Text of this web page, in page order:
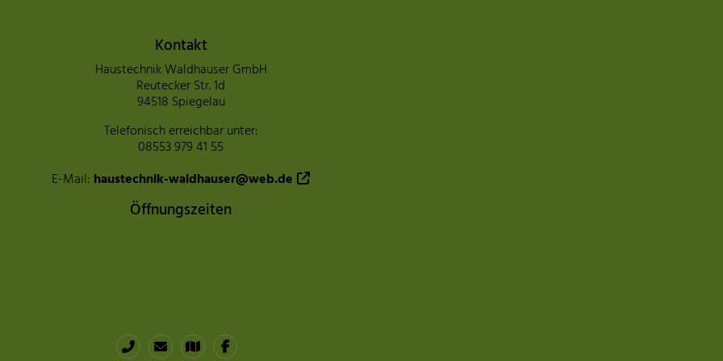
Kontakt
Haustechnik Waldhauser GmbH
Reutecker Str. 1d
94518 Spiegelau
Telefonisch erreichbar unter:
08553 979 41 55
E-Mail: haustechnik-waldhauser@web.de
Öffnungszeiten